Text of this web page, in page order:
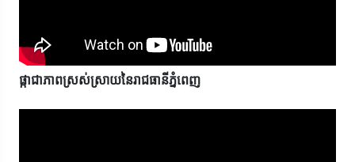
ផ្កាជាភាពស្រស់ស្រាយនៃរាជធានីភ្នំពេញ